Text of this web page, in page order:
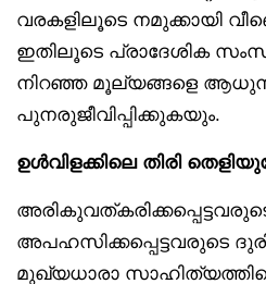
വരകളിലൂടെ നമുക്കായി
ഇതിലൂടെ പ്രാദേശിക
നിറഞ്ഞ മൂല്യങ്ങളെ
പുനരുജീവിപ്പിക്കുകയും.
ഉൾവിളക്കിലെ തിരി
അപഹസിക്കപ്പെട്ടവരുടെ
മുഖ്യധാരാ